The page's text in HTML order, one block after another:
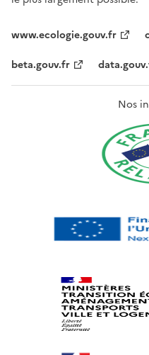
www.ecologie.gouv.fr
beta.gouv.fr
Nos